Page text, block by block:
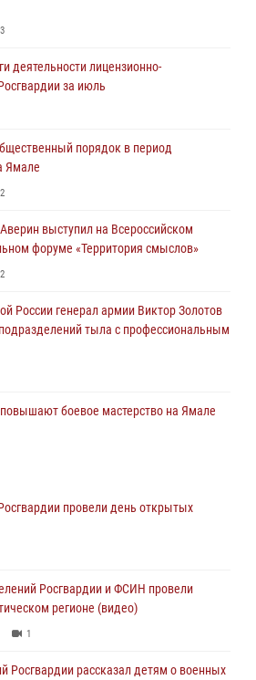
3
деятельности лицензионно-
за июль
порядок в период
Ямале
2
выступил на Всероссийском
форуме «Территория смыслов»
2
России генерал армии Виктор Золотов
тыла с профессиональным
боевое мастерство на Ямале
провели практическое занятие для
состоялось заседание
участие в чемпионате Уральского
провели день открытых
Росгвардии и ФСИН провели
регионе (видео)
1
Росгвардии рассказал детям о военных